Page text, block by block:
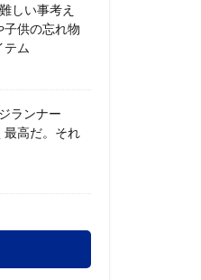
しい事考え
供の忘れ物
テム
ランナー
最高だ。それ